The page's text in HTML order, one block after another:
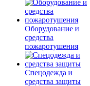
Оборудование и
средства
пожаротушения
Спецодежда и
средства защиты